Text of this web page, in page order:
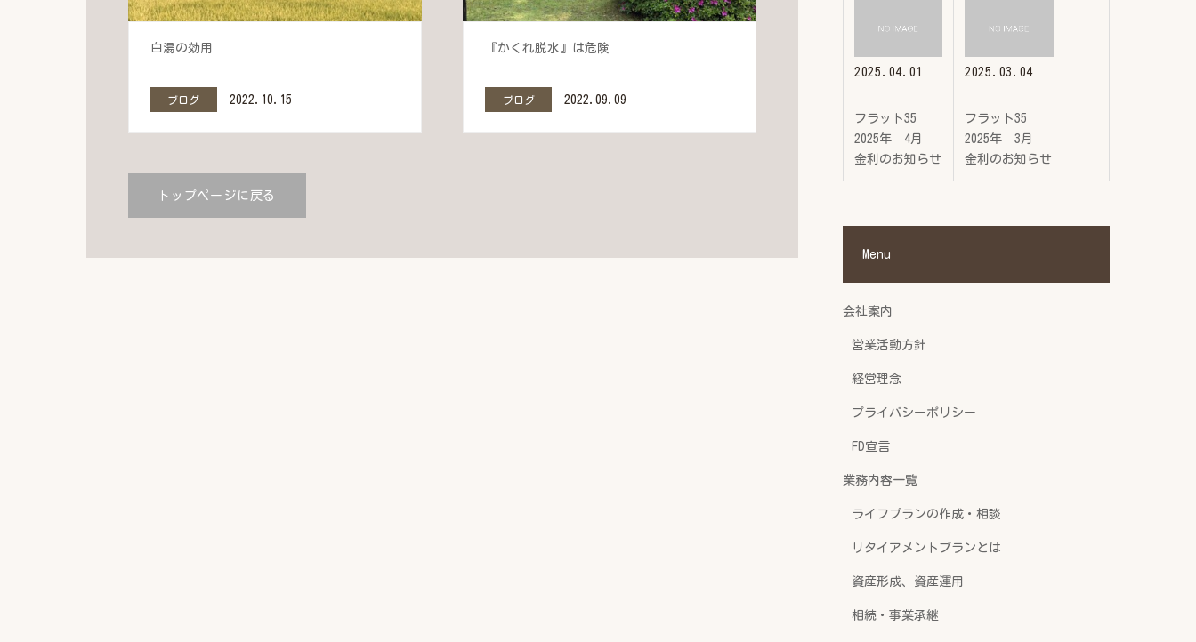
白湯の効用
ブログ 2022.10.15
『かくれ脱水』は危険
ブログ 2022.09.09
トップページに戻る
2025.04.01
フラット35
2025年 4月
金利のお知らせ
2025.03.04
フラット35
2025年 3月
金利のお知らせ
Menu
会社案内
営業活動方針
経営理念
プライバシーポリシー
FD宣言
業務内容一覧
ライフプランの作成・相談
リタイアメントプランとは
資産形成、資産運用
相続・事業承継